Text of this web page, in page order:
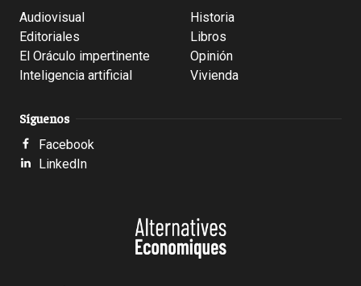
Audiovisual
Editoriales
El Oráculo impertinente
Inteligencia artificial
Historia
Libros
Opinión
Vivienda
Síguenos
Facebook
LinkedIn